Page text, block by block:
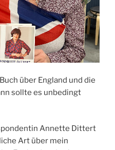
über England und die
sollte es unbedingt
Annette Dittert
Art über mein